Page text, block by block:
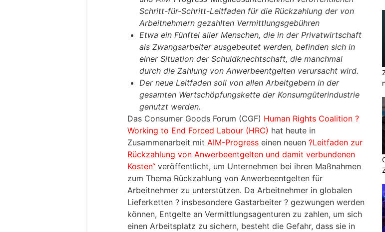
Schritt-für-Schritt-Leitfaden für die Rückzahlung der von
Arbeitnehmern gezahlten Vermittlungsgebühren
Etwa ein Fünftel aller Menschen, die in der Privatwirtschaft
als Zwangsarbeiter ausgebeutet werden, befinden sich in
einer Situation der Schuldknechtschaft, die manchmal
durch die Zahlung von Anwerbeentgelten verursacht wird.
Der neue Leitfaden soll von allen Arbeitgebern in der
gesamten Wertschöpfungskette der Konsumgüterindustrie
genutzt werden.
Das Consumer Goods Forum (CGF) Human Rights Coalition ?
Working to End Forced Labour (HRC) hat heute in
Zusammenarbeit mit AIM-Progress einen neuen ?Leitfaden zur
Rückzahlung von Anwerbeentgelten und damit verbundenen
Kosten“ veröffentlicht, um Unternehmen bei ihren Maßnahmen
zum Thema Rückzahlung von Anwerbeentgelten für
Arbeitnehmer zu unterstützen. Da Arbeitnehmer in globalen
Lieferketten ? insbesondere Gastarbeiter ? gezwungen werden
können, Entgelte an Vermittlungsagenturen zu zahlen, um sich
einen Arbeitsplatz zu sichern, besteht die Gefahr, dass sie in